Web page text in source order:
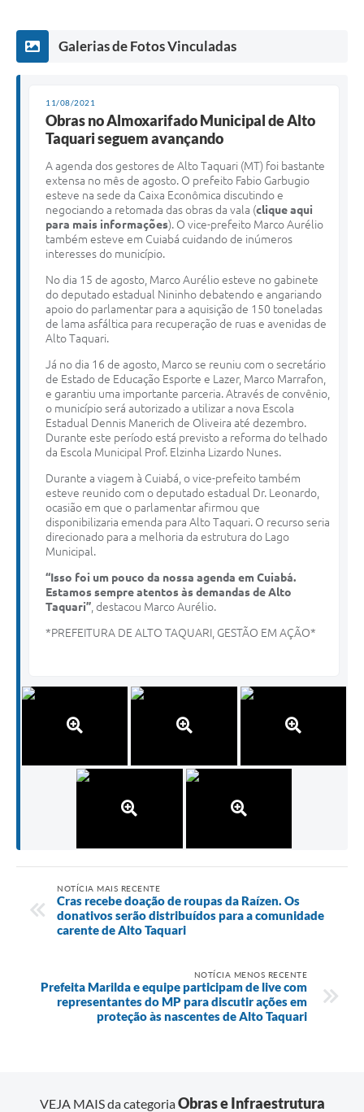
Galerias de Fotos Vinculadas
11/08/2021
Obras no Almoxarifado Municipal de Alto
Taquari seguem avançando
A agenda dos gestores de Alto Taquari (MT) foi bastante
extensa no mês de agosto. O prefeito Fabio Garbugio
esteve na sede da Caixa Econômica discutindo e
negociando a retomada das obras da vala (clique aqui
para mais informações). O vice-prefeito Marco Aurélio
também esteve em Cuiabá cuidando de inúmeros
interesses do município.
No dia 15 de agosto, Marco Aurélio esteve no gabinete
do deputado estadual Nininho debatendo e angariando
apoio do parlamentar para a aquisição de 150 toneladas
de lama asfáltica para recuperação de ruas e avenidas de
Alto Taquari.
Já no dia 16 de agosto, Marco se reuniu com o secretário
de Estado de Educação Esporte e Lazer, Marco Marrafon,
e garantiu uma importante parceria. Através de convênio,
o município será autorizado a utilizar a nova Escola
Estadual Dennis Manerich de Oliveira até dezembro.
Durante este período está previsto a reforma do telhado
da Escola Municipal Prof. Elzinha Lizardo Nunes.
Durante a viagem à Cuiabá, o vice-prefeito também
esteve reunido com o deputado estadual Dr. Leonardo,
ocasião em que o parlamentar afirmou que
disponibilizaria emenda para Alto Taquari. O recurso seria
direcionado para a melhoria da estrutura do Lago
Municipal.
“Isso foi um pouco da nossa agenda em Cuiabá.
Estamos sempre atentos às demandas de Alto
Taquari” , destacou Marco Aurélio.
*PREFEITURA DE ALTO TAQUARI, GESTÃO EM AÇÃO*
NOTÍCIA MAIS RECENTE
Cras recebe doação de roupas da Raízen. Os
donativos serão distribuídos para a comunidade
carente de Alto Taquari
NOTÍCIA MENOS RECENTE
Prefeita Marilda e equipe participam de live com
representantes do MP para discutir ações em
proteção às nascentes de Alto Taquari
VEJA MAIS da categoriaObras e Infraestrutura